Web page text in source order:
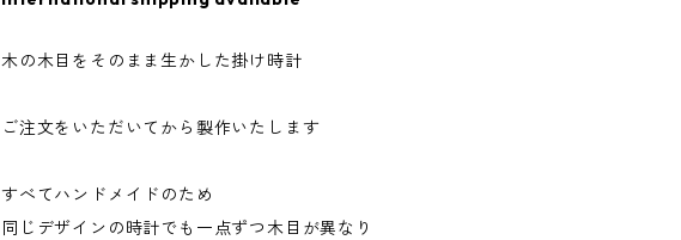
木の木目をそのまま生かした掛け時計
ご注文をいただいてから製作いたします
すべてハンドメイドのため
同じデザインの時計でも一点ずつ木目が異なり